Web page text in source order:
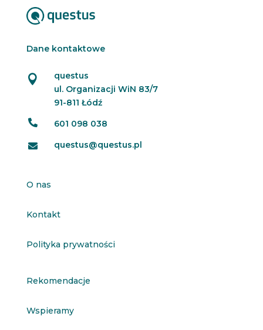
Dane kontaktowe

questus
ul. Organizacji WiN 83/7
91-811 Łódź
 601 098 038
 questus@questus.pl
O nas
Kontakt
Polityka prywatności
Rekomendacje
Wspieramy